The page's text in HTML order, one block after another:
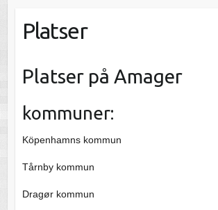
Platser
Platser på Amager
kommuner:
Köpenhamns kommun
Tårnby kommun
Dragør kommun